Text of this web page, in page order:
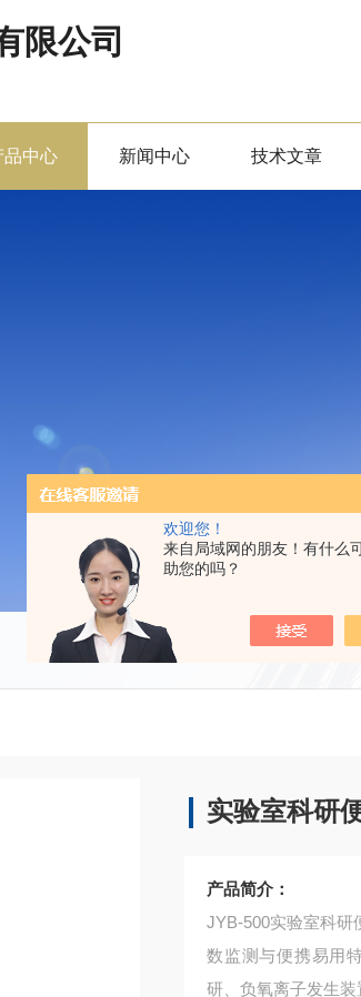
欢迎您！
来自局域网的朋友！有什么
助您的吗？
限公司
品中心 新闻中心 技术文章
当前位置：
实验室科研
产品简介：
JYB-500实验室科研
数监测与便携易用
研、负氧离子发生装